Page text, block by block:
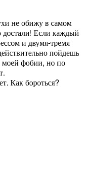
не обижу в самом
Если каждый
и двумя-тремя
пойдешь
моей фобии, но по
Как бороться?